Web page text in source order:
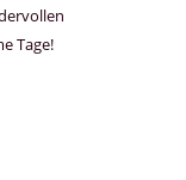
Tage!